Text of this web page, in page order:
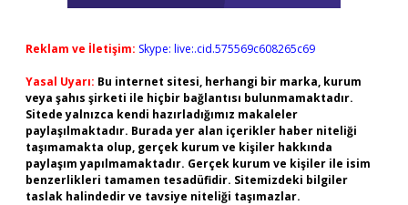
Reklam ve İletişim: Skype: live:.cid.575569c608265c69
Yasal Uyarı: Bu internet sitesi, herhangi bir marka, kurum
veya şahıs şirketi ile hiçbir bağlantısı bulunmamaktadır.
Sitede yalnızca kendi hazırladığımız makaleler
paylaşılmaktadır. Burada yer alan içerikler haber niteliği
taşımamakta olup, gerçek kurum ve kişiler hakkında
paylaşım yapılmamaktadır. Gerçek kurum ve kişiler ile isim
benzerlikleri tamamen tesadüfidir. Sitemizdeki bilgiler
taslak halindedir ve tavsiye niteliği taşımazlar.